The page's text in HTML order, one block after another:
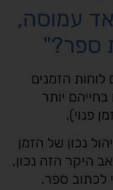
עמוסה,
הזמנים
יותר
של הזמן
הזה נכון,
ספר.